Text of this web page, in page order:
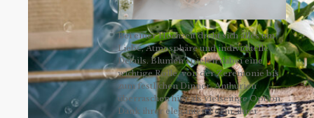
Bei einer Hochzeit dreht sich alles um
Liebe, Atmosphäre und individuelle
Details. Blumen spielen dabei eine
wichtige Rolle, von der Zeremonie bis
zum festlichen Dinner. Anthurien
überraschen hier als vielseitige Option.
Dank ihrer eleganten Form, ihrer